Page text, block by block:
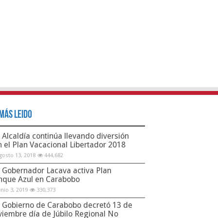
Leido
Alcaldía continúa llevando diversión
el Plan Vacacional Libertador 2018
13, 2018 444,682
Gobernador Lacava activa Plan
Azul en Carabobo
3, 2019 330,373
Gobierno de Carabobo decretó 13 de
día de Júbilo Regional No